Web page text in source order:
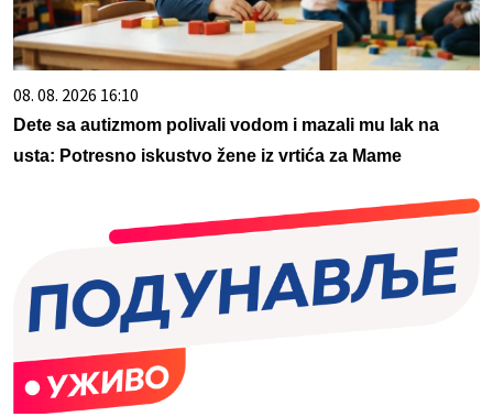
08. 08. 2026 16:10
Dete sa autizmom polivali vodom i mazali mu lak na
usta: Potresno iskustvo žene iz vrtića za Mame